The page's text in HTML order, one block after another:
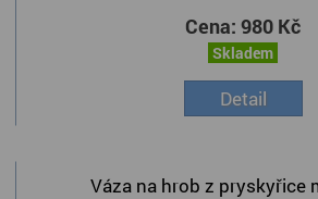
Cena: 980 Kč
Skladem
Detail
Váza na hrob z pryskyřice